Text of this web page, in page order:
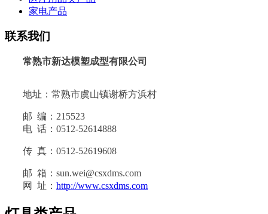
家电产品
联系我们
常熟市新达模塑成型有限公司
地址：常熟市虞山镇谢桥方浜村
邮 编：215523
电 话：0512-52614888
传 真：0512-52619608
邮 箱：sun.wei@csxdms.com
网 址： http://www.csxdms.com